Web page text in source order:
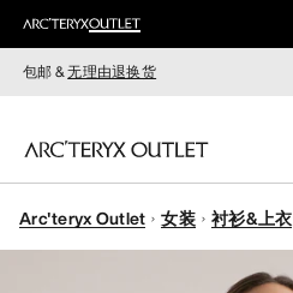
包邮 &无理由退换货
女装
Arc'teryx Outlet 女装 衬衫&上衣